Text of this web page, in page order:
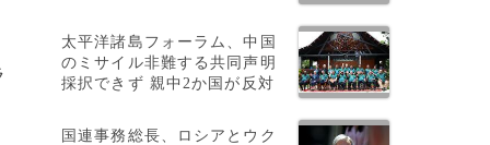
太平洋諸島フォーラム、中国
のミサイル非難する共同声明
採択できず 親中2か国が反対
国連事務総長、ロシアとウク